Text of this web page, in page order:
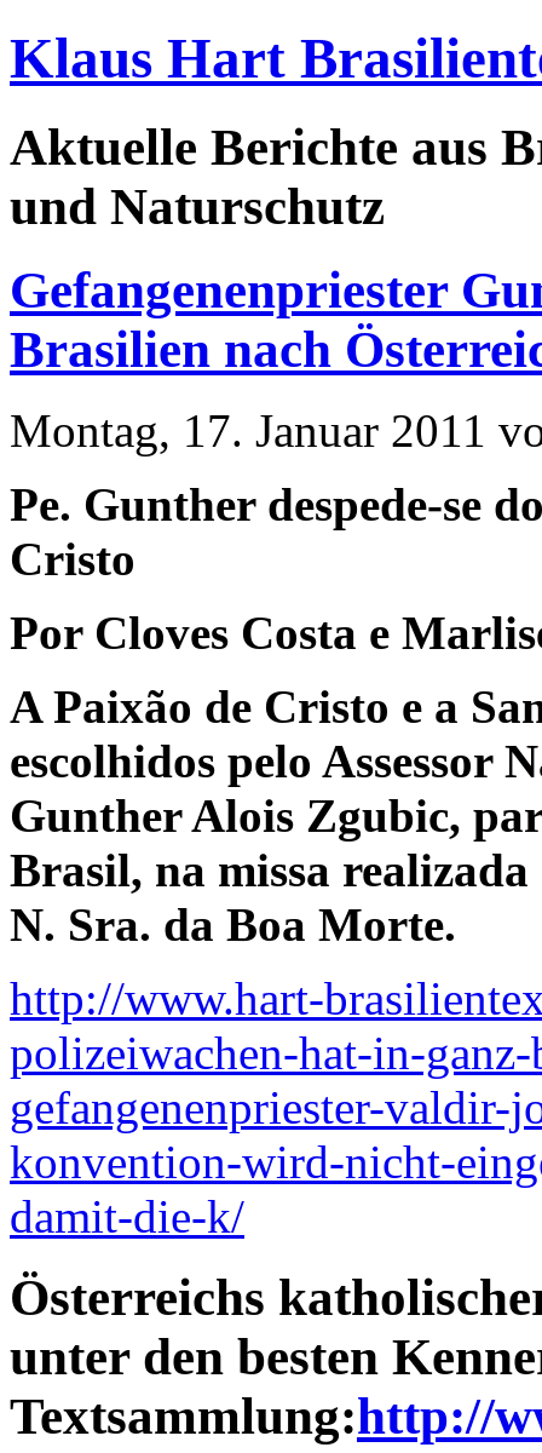
Klaus Hart
Aktuelle Berichte aus
und Naturschutz
Gefangenenpriester
Brasilien nach
Montag, 17. Januar 2011
Pe. Gunther despede-se
Cristo
Por Cloves Costa e
A Paixão de Cristo e a
escolhidos pelo Assessor
Gunther Alois Zgubic,
Brasil, na missa
N. Sra. da Boa Morte.
http://www.hart-
polizeiwachen-hat-in-
gefangenenpriester-
konvention-wird-nicht-
damit-die-k/
Österreichs
unter den besten
Textsammlung:http://